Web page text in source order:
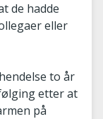
de hadde
eller
to år
etter at
på